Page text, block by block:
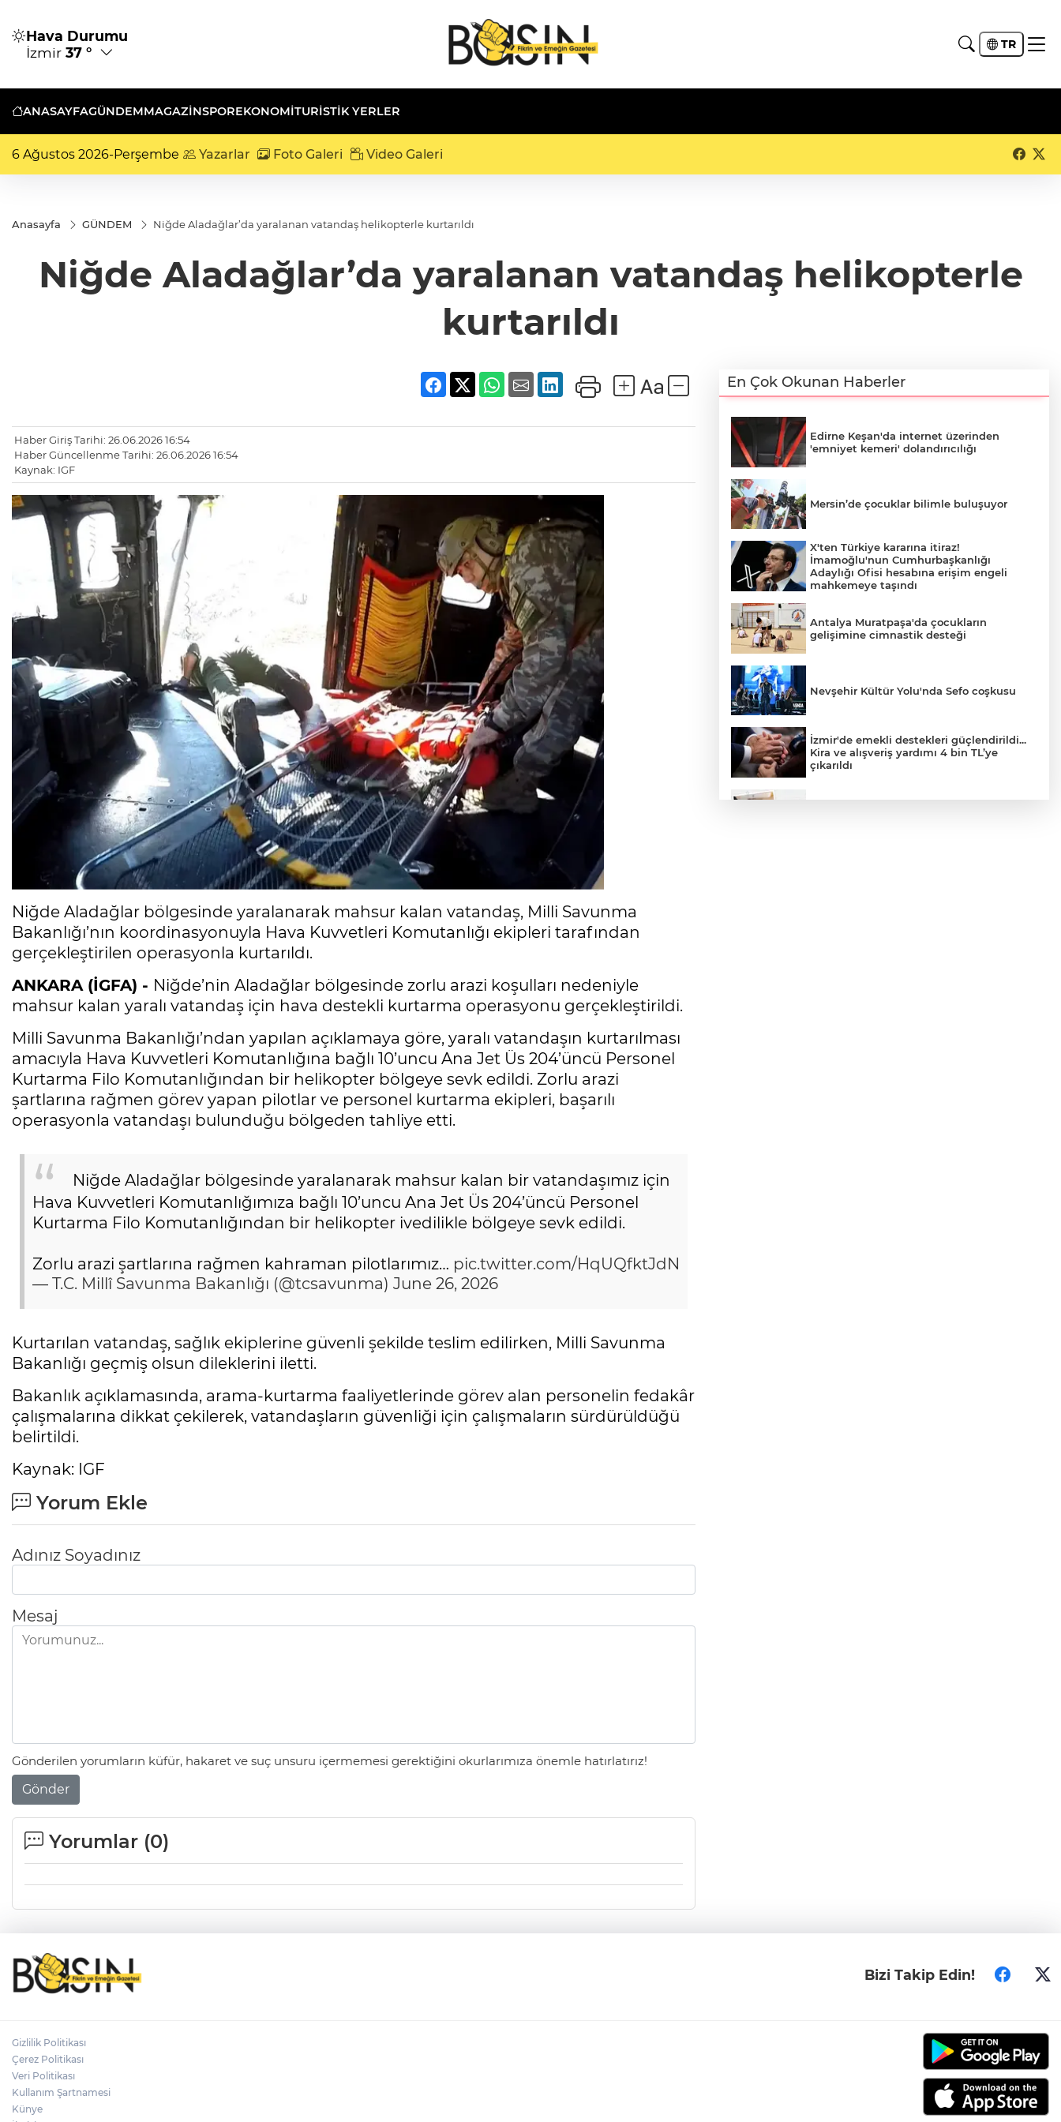
Hava Durumu
İzmir 37 ° TR
ANASAYFAGÜNDEMMAGAZİNSPOREKONOMİTURISTIK YERLER
6 Ağustos 2026-Perşembe Yazarlar Foto Galeri Video Galeri
Anasayfa GÜNDEM Niğde Aladağlar’da yaralanan vatandaş helikopterle kurtarıldı
Niğde Aladağlar’da yaralanan vatandaş helikopterle
kurtarıldı
Haber Giriş Tarihi: 26.06.2026 16:54
Haber Güncellenme Tarihi: 26.06.2026 16:54
Kaynak: IGF
Niğde Aladağlar bölgesinde yaralanarak mahsur kalan vatandaş, Milli Savunma
Bakanlığı’nın koordinasyonuyla Hava Kuvvetleri Komutanlığı ekipleri tarafından
gerçekleştirilen operasyonla kurtarıldı.
ANKARA (İGFA) - Niğde’nin Aladağlar bölgesinde zorlu arazi koşulları nedeniyle
mahsur kalan yaralı vatandaş için hava destekli kurtarma operasyonu gerçekleştirildi.
Milli Savunma Bakanlığı’ndan yapılan açıklamaya göre, yaralı vatandaşın kurtarılması
amacıyla Hava Kuvvetleri Komutanlığına bağlı 10’uncu Ana Jet Üs 204’üncü Personel
Kurtarma Filo Komutanlığından bir helikopter bölgeye sevk edildi. Zorlu arazi
şartlarına rağmen görev yapan pilotlar ve personel kurtarma ekipleri, başarılı
operasyonla vatandaşı bulunduğu bölgeden tahliye etti.
Niğde Aladağlar bölgesinde yaralanarak mahsur kalan bir vatandaşımız için
Hava Kuvvetleri Komutanlığımıza bağlı 10’uncu Ana Jet Üs 204’üncü Personel
Kurtarma Filo Komutanlığından bir helikopter ivedilikle bölgeye sevk edildi.
Zorlu arazi şartlarına rağmen kahraman pilotlarımız… pic.twitter.com/HqUQfktJdN
— T.C. Millî Savunma Bakanlığı (@tcsavunma) June 26, 2026
Kurtarılan vatandaş, sağlık ekiplerine güvenli şekilde teslim edilirken, Milli Savunma
Bakanlığı geçmiş olsun dileklerini iletti.
Bakanlık açıklamasında, arama-kurtarma faaliyetlerinde görev alan personelin fedakâr
çalışmalarına dikkat çekilerek, vatandaşların güvenliği için çalışmaların sürdürüldüğü
belirtildi.
Kaynak: IGF
Yorum Ekle
Adınız Soyadınız
Mesaj
Gönderilen yorumların küfür, hakaret ve suç unsuru içermemesi gerektiğini okurlarımıza önemle hatırlatırız!
Gönder
Yorumlar (0)
En Çok Okunan Haberler
Edirne Keşan'da internet üzerinden
'emniyet kemeri' dolandırıcılığı
Mersin’de çocuklar bilimle buluşuyor
X'ten Türkiye kararına itiraz!
İmamoğlu'nun Cumhurbaşkanlığı
Adaylığı Ofisi hesabına erişim engeli
mahkemeye taşındı
Antalya Muratpaşa'da çocukların
gelişimine cimnastik desteği
Nevşehir Kültür Yolu'nda Sefo coşkusu
İzmir'de emekli destekleri güçlendirildi...
Kira ve alışveriş yardımı 4 bin TL’ye
çıkarıldı
Bizi Takip Edin!
Gizlilik Politikası
Çerez Politikası
Veri Politikası
Kullanım Şartnamesi
Künye